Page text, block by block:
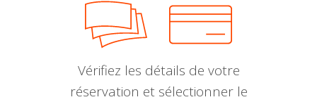
Vérifiez les détails de votre
réservation et sélectionner le